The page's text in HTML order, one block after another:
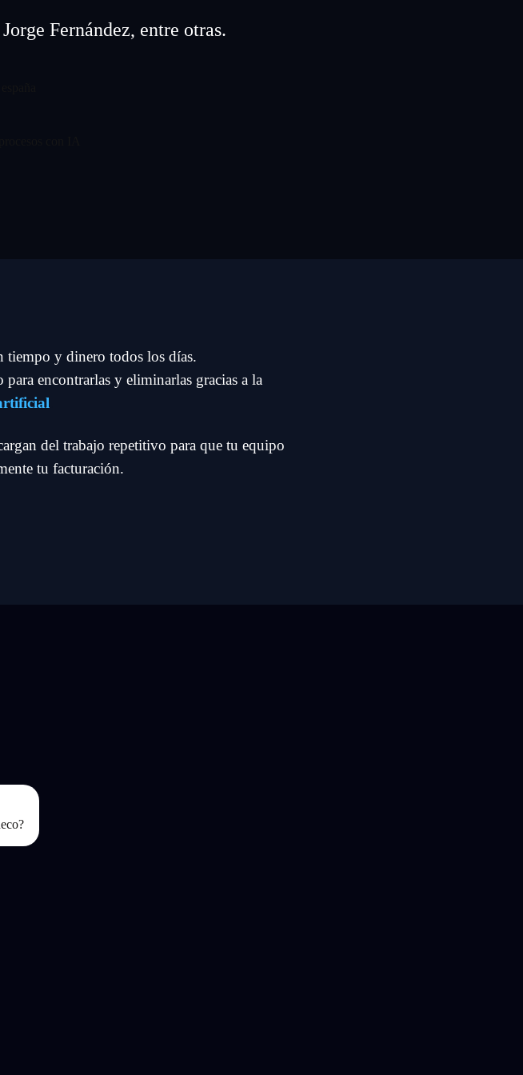
Fernández, entre otras.
tiempo y dinero todos los días.
encontrarlas y eliminarlas gracias a la
del trabajo repetitivo para que tu equipo
tu facturación.